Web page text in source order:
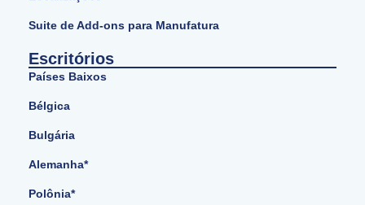
Suite de Add-ons para Manufatura
Escritórios
Países Baixos
Bélgica
Bulgária
Alemanha*
Polônia*